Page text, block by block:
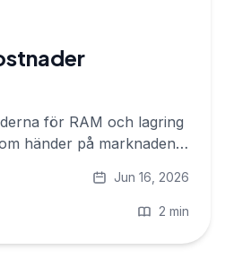
för RAM och lagring
händer på marknaden
PixelUnion.
Jun 16, 2026
2 min